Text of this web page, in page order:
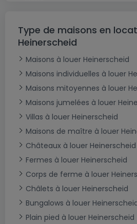
Type de maisons en
Heinerscheid
Maisons à louer Heinerscheid
Maisons individuelles à louer
Maisons mitoyennes à louer
Maisons jumelées à louer
Villas à louer Heinerscheid
Maisons de maître à louer
Châteaux à louer Heinerscheid
Fermes à louer Heinerscheid
Corps de ferme à louer
Châlets à louer Heinerscheid
Bungalows à louer
Plain pied à louer Heinerscheid